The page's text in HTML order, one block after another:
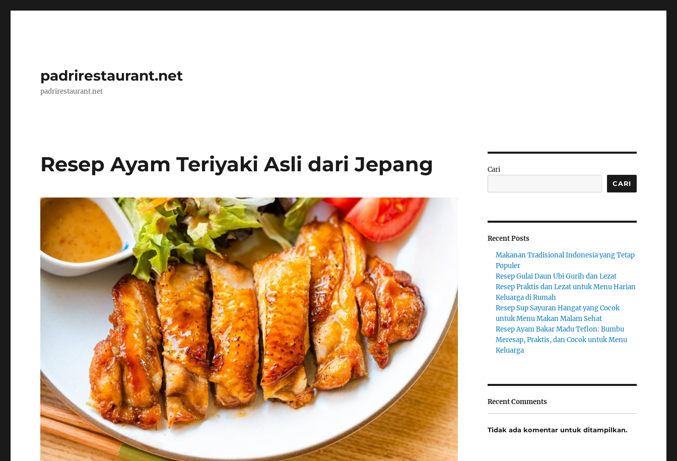
padrirestaurant.net
padrirestaurant.net
Resep Ayam Teriyaki Asli dari Jepang Cari
CARI
Recent Posts
Makanan Tradisional Indonesia yang Tetap
Populer
Resep Gulai Daun Ubi Gurih dan Lezat
Resep Praktis dan Lezat untuk Menu Harian
Keluarga di Rumah
Resep Sup Sayuran Hangat yang Cocok
untuk Menu Makan Malam Sehat
Resep Ayam Bakar Madu Teflon: Bumbu
Meresap, Praktis, dan Cocok untuk Menu
Keluarga
Recent Comments
Tidak ada komentar untuk ditampilkan.